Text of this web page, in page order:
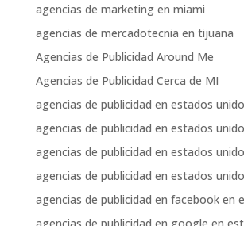
agencias de marketing en miami
agencias de mercadotecnia en tijuana
Agencias de Publicidad Around Me
Agencias de Publicidad Cerca de MI
agencias de publicidad en estados
agencias de publicidad en estados
agencias de publicidad en estados
agencias de publicidad en estados
agencias de publicidad en facebook en
agencias de publicidad en google en